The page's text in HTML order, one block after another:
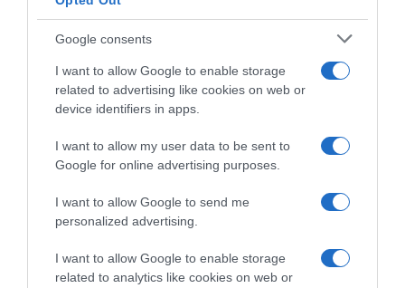
Google consents
I want to allow Google to enable storage
related to advertising like cookies on web or
device identifiers in apps.
I want to allow my user data to be sent to
Google for online advertising purposes.
I want to allow Google to send me
personalized advertising.
I want to allow Google to enable storage
related to analytics like cookies on web or